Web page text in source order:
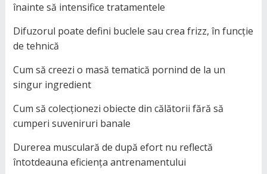
înainte să intensifice tratamentele
Difuzorul poate defini buclele sau crea frizz, în funcție
de tehnică
Cum să creezi o masă tematică pornind de la un
singur ingredient
Cum să colecționezi obiecte din călătorii fără să
cumperi suveniruri banale
Durerea musculară de după efort nu reflectă
întotdeauna eficiența antrenamentului